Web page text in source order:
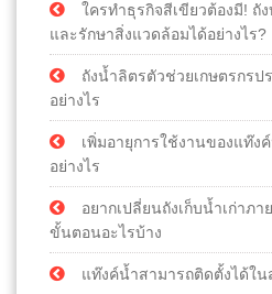
ใครทำธุรกิจสีเขียวต้องมี!
และรักษาสิ่งแวดล้อมได้อย่างไร?
ถังน้ำลิตรตัวช่วยเกษตรกร
อย่างไร
เพิ่มอายุการใช้งานของแท๊ง
อย่างไร
อยากเปลี่ยนถังเก็บน้ำเก่าภ
ขั้นตอนอะไรบ้าง
แท๊งค์น้ำสามารถติดตั้งได้ใ